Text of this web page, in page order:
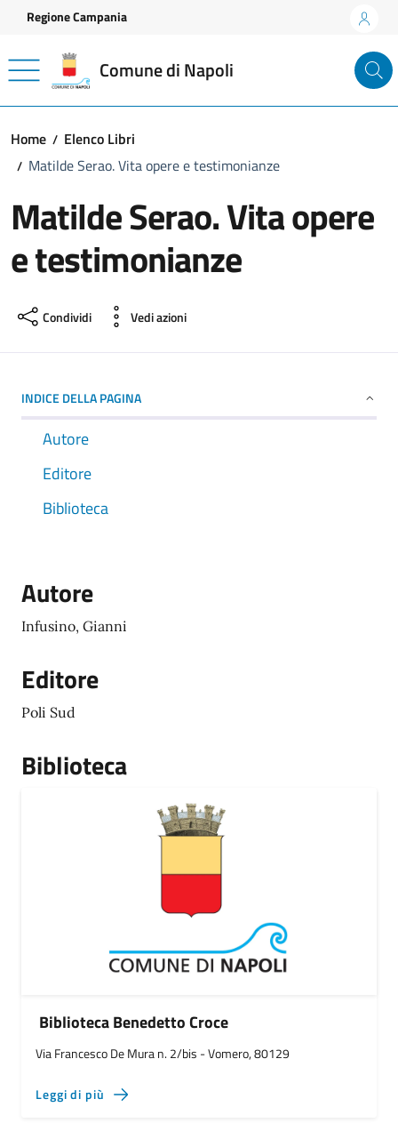
Vai ai contenuti
Vai al footer
Regione Campania
Comune di Napoli
Home
Elenco Libri
Matilde Serao. Vita opere e testimonianze
Matilde Serao. Vita opere
e testimonianze
Condividi Vedi azioni
INDICE DELLA PAGINA
Autore
Editore
Biblioteca
Autore
Infusino, Gianni
Editore
Poli Sud
Biblioteca
Biblioteca Benedetto Croce
Via Francesco De Mura n. 2/bis - Vomero, 80129
Leggi di più